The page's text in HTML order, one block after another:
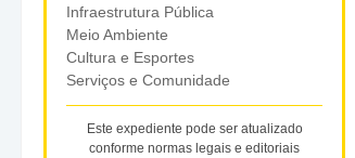
Infraestrutura Pública
Meio Ambiente
Cultura e Esportes
Serviços e Comunidade
Este expediente pode ser atualizado
conforme normas legais e editoriais